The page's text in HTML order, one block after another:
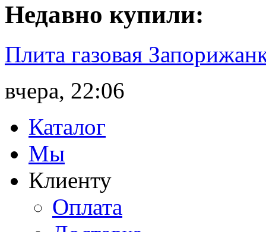
Недавно купили:
Плита газовая
вчера, 22:06
Каталог
Мы
Клиенту
Оплата